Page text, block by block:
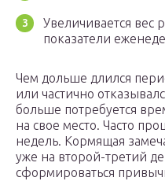
Увеличивается вес
показатели
Чем дольше длился
или частично
больше потребуется
на свое место. Часто
недель. Кормящая
уже на второй-третий
сформироваться